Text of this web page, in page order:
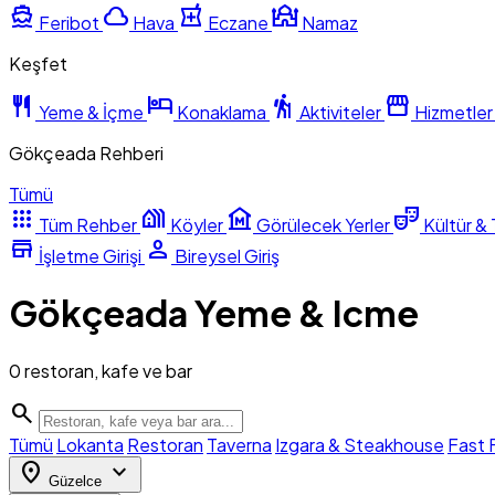
directions_boat Feribot cloud Hava local_pharmacy EczanemosqueNamaz
Keşfet
restaurant Yeme & İçme hotel Konaklama hiking Aktiviteler storefront Hizmetler
Gökçeada Rehberi
Tümü
apps Tüm Rehber holiday_village Köyler museum Görülecek Yerlertheater_comedy Kültür &
store İşletme Girişi person Bireysel Giriş
Gökçeada Yeme & Icme
0 restoran, kafe ve bar
search
Tümü Lokanta Restoran Taverna Izgara & Steakhouse Fast
location_on Güzelce
expand_more